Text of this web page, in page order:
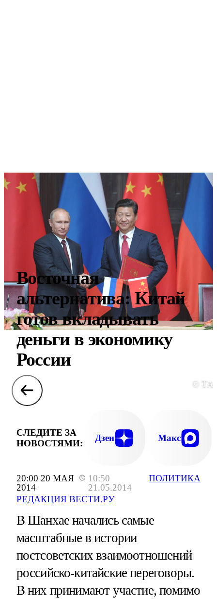
20:00 20 МАЯ
2014
10:50
21.05.2014
РЕДАКЦИЯ ВЕСТИ.РУ
ПОЛИТИКА
Восточная
альтернатива: Китай
готов вкладывать
деньги в экономику
России
©
СЛЕДИТЕ ЗА
НОВОСТЯМИ:
Дзен Макс
В Шанхае начались самые
масштабные в истории
постсоветских взаимоотношений
российско-китайские переговоры.
В них принимают участие, помимо